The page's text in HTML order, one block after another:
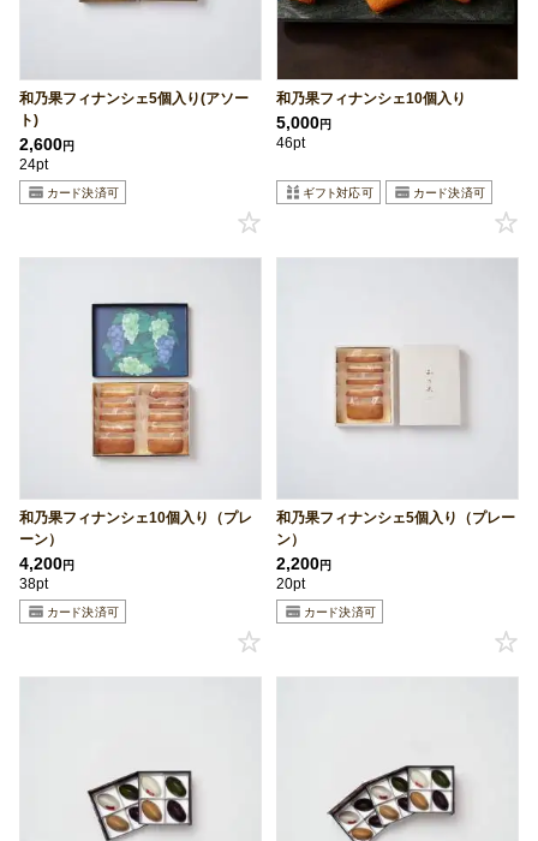
和乃果フィナンシェ5個入り(アソー
ト)
2,600円
24pt
和乃果フィナンシェ10個入り
5,000円
46pt
和乃果フィナンシェ10個入り（プレ
ーン）
4,200円
38pt
和乃果フィナンシェ5個入り（プレー
ン）
2,200円
20pt